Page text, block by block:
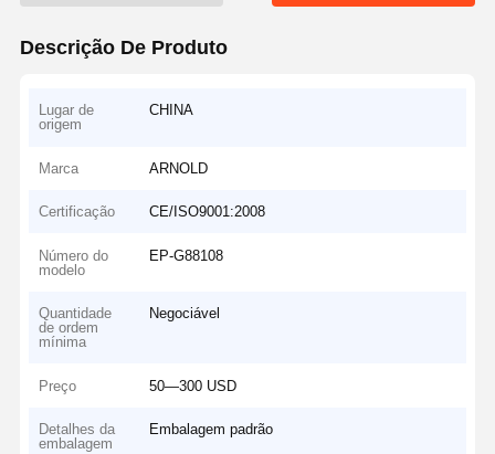
Descrição De Produto
Lugar de
origem
CHINA
Marca ARNOLD
Certificação CE/ISO9001:2008
Número do
modelo
EP-G88108
Quantidade
de ordem
mínima
Negociável
Preço 50—300 USD
Detalhes da
embalagem
Embalagem padrão